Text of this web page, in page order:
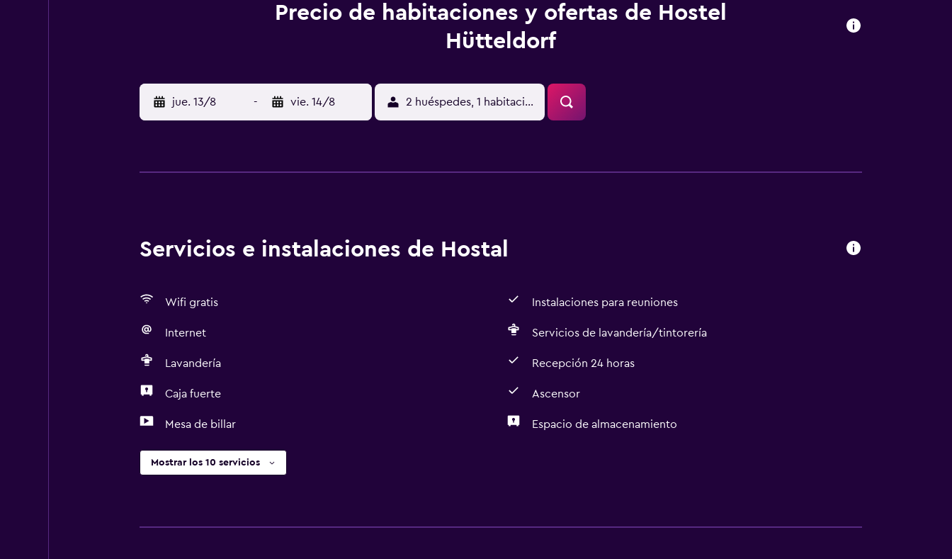
Precio de habitaciones y ofertas de Hostel
Hütteldorf
jue. 13/8 - vie. 14/8 2 huéspedes, 1 habitación
Servicios e instalaciones de Hostal
Wifi gratis Instalaciones para reuniones
Internet Servicios de lavandería/tintorería
Lavandería Recepción 24 horas
Caja fuerte Ascensor
Mesa de billar Espacio de almacenamiento
Mostrar los 10 servicios